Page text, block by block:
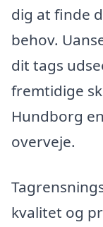
dig at finde
behov.
dit tags
fremtidige
Hundborg
overveje.
kvalitet og